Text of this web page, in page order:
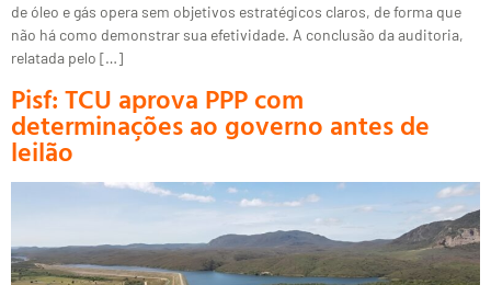
de óleo e gás opera sem objetivos estratégicos claros, de forma que
não há como demonstrar sua efetividade. A conclusão da auditoria,
relatada pelo […]
Pisf: TCU aprova PPP com
determinações ao governo antes de
leilão